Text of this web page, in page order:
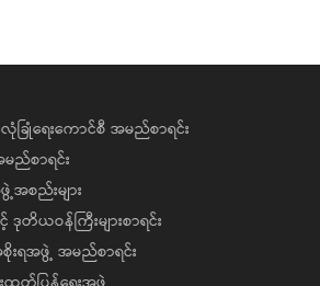
ခြုံရေးကောင်စီ အမည်စာရင်း
ည်စာရင်း
စည်းများ
ဒုတိယဝန်ကြီးများစာရင်း
းရအဖွဲ့ အမည်စာရင်း